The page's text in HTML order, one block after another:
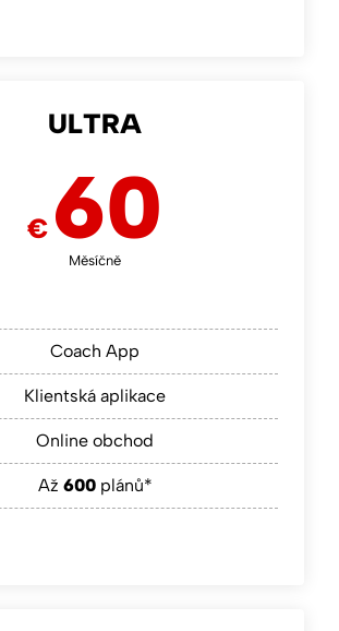
ULTRA
€ 60
Měsíčně
Coach App
Klientská aplikace
Online obchod
Až 600plánů*